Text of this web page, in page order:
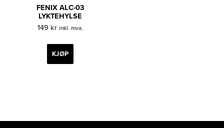
FENIX ALC-03
LYKTEHYLSE
149 kr inkl. mva.
KJØP